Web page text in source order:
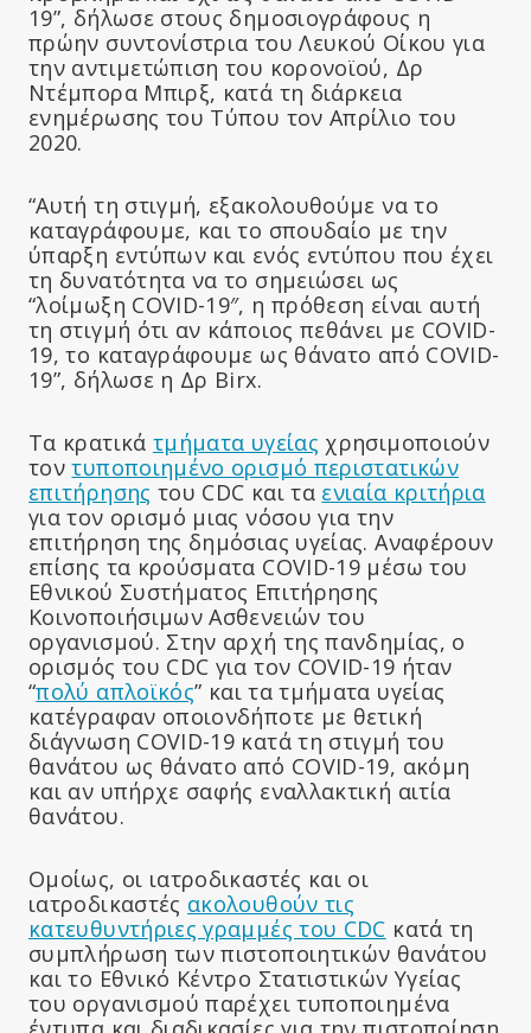
19”, δήλωσε στους δημοσιογράφους η
πρώην συντονίστρια του Λευκού Οίκου για
την αντιμετώπιση του κορονοϊού, Δρ
Ντέμπορα Μπιρξ, κατά τη διάρκεια
ενημέρωσης του Τύπου τον Απρίλιο του
2020.
“Αυτή τη στιγμή, εξακολουθούμε να το
καταγράφουμε, και το σπουδαίο με την
ύπαρξη εντύπων και ενός εντύπου που έχει
τη δυνατότητα να το σημειώσει ως
“λοίμωξη COVID-19″, η πρόθεση είναι αυτή
τη στιγμή ότι αν κάποιος πεθάνει με COVID-
19, το καταγράφουμε ως θάνατο από COVID-
19”, δήλωσε η Δρ Birx.
Τα κρατικά τμήματα υγείας χρησιμοποιούν
τοντυποποιημένο ορισμό περιστατικών
επιτήρησης του CDC και τα ενιαία κριτήρια
για τον ορισμό μιας νόσου για την
επιτήρηση της δημόσιας υγείας. Αναφέρουν
επίσης τα κρούσματα COVID-19 μέσω του
Εθνικού Συστήματος Επιτήρησης
Κοινοποιήσιμων Ασθενειών του
οργανισμού. Στην αρχή της πανδημίας, ο
ορισμός του CDC για τον COVID-19 ήταν
“πολύ απλοϊκός” και τα τμήματα υγείας
κατέγραφαν οποιονδήποτε με θετική
διάγνωση COVID-19 κατά τη στιγμή του
θανάτου ως θάνατο από COVID-19, ακόμη
και αν υπήρχε σαφής εναλλακτική αιτία
θανάτου.
Ομοίως, οι ιατροδικαστές και οι
ιατροδικαστές ακολουθούν τις
κατευθυντήριες γραμμές του CDC κατά τη
συμπλήρωση των πιστοποιητικών θανάτου
και το Εθνικό Κέντρο Στατιστικών Υγείας
του οργανισμού παρέχει τυποποιημένα